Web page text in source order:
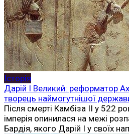
Історія
Дарій I Великий: реформатор
творець наймогутнішої
Після смерті Камбіза II у 522
імперія опинилася на межі
Бардія, якого Дарій I у своїх